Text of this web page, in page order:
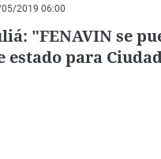
2019 06:00
"FENAVIN se
estado para